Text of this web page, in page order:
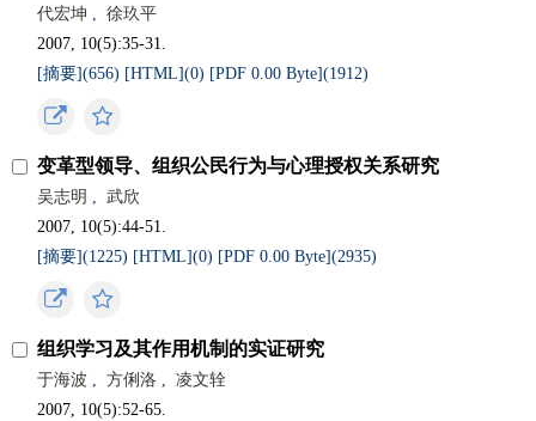
代宏坤 ,
徐玖平
2007, 10(5):35-31.
[摘要](656) [HTML](0) [PDF 0.00 Byte](1912)
变革型领导、组织公民行为与心理授权关系研究
吴志明 ,
武欣
2007, 10(5):44-51.
[摘要](1225) [HTML](0) [PDF 0.00 Byte](2935)
组织学习及其作用机制的实证研究
于海波 , 方俐洛 ,
凌文辁
2007, 10(5):52-65.